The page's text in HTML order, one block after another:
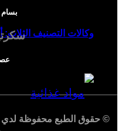
وكالات التصنيف الثلاث:
© حقوق الطبع محفوظة لدي